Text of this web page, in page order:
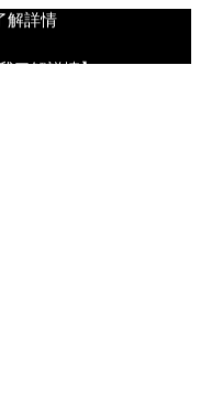
饋▼點我了解詳情
銷售之品牌商品的真實
再享回購金】▼點我立